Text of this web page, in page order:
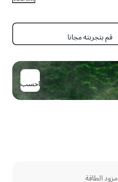
قم بتجربته مجانا
احسب
مزود الطاقة